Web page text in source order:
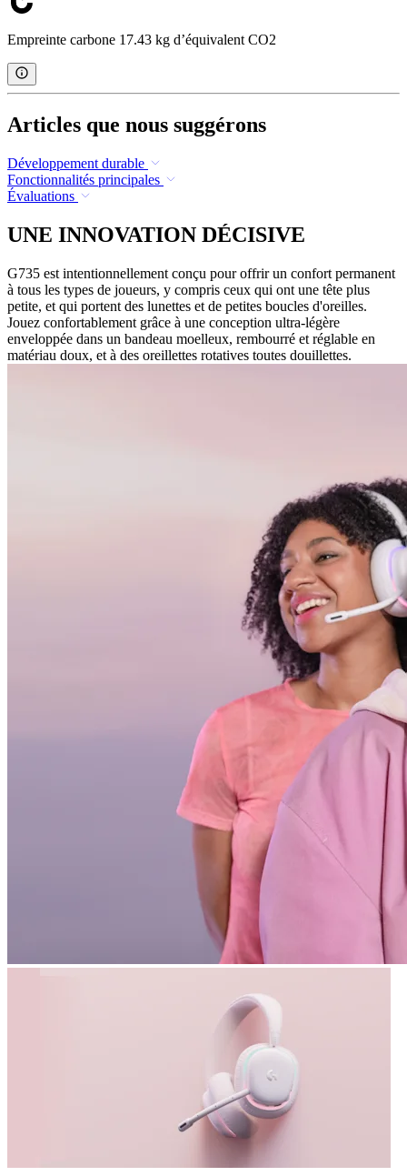
Empreinte carbone 17.43 kg d’équivalent CO2
Articles que nous suggérons
Développement durable
Fonctionnalités principales
Évaluations
UNE INNOVATION DÉCISIVE
G735 est intentionnellement conçu pour offrir un confort permanent
à tous les types de joueurs, y compris ceux qui ont une tête plus
petite, et qui portent des lunettes et de petites boucles d'oreilles.
Jouez confortablement grâce à une conception ultra-légère
enveloppée dans un bandeau moelleux, rembourré et réglable en
matériau doux, et à des oreillettes rotatives toutes douillettes.